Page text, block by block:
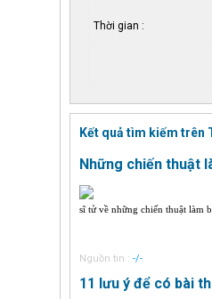
Thời gian :
Kết quả tìm kiếm trên
Những chiến thuật
sĩ tử về những chiến thuật làm
Nguồn tin : -/-
11 lưu ý để có bài